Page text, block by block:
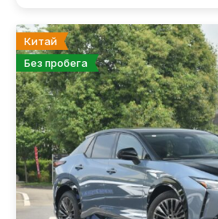
Китай
Без пробега